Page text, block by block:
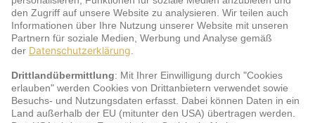
Service
jö Bonus Club Partner